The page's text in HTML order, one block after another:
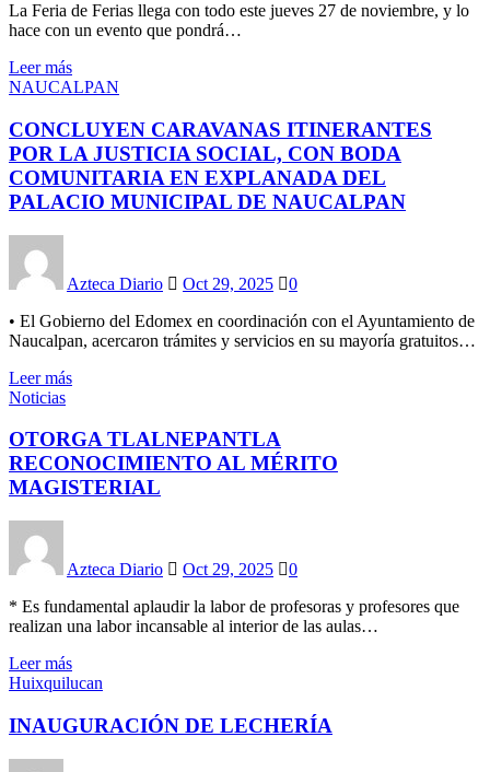
La Feria de Ferias llega con todo este jueves 27 de noviembre, y lo
hace con un evento que pondrá…
Leer más
NAUCALPAN
CONCLUYEN CARAVANAS ITINERANTES
POR LA JUSTICIA SOCIAL, CON BODA
COMUNITARIA EN EXPLANADA DEL
PALACIO MUNICIPAL DE NAUCALPAN
Azteca Diario Oct 29, 2025
0
•⁠ ⁠El Gobierno del Edomex en coordinación con el Ayuntamiento de
Naucalpan, acercaron trámites y servicios en su mayoría gratuitos…
Leer más
Noticias
OTORGA TLALNEPANTLA
RECONOCIMIENTO AL MÉRITO
MAGISTERIAL
Azteca Diario Oct 29, 2025
0
* Es fundamental aplaudir la labor de profesoras y profesores que
realizan una labor incansable al interior de las aulas…
Leer más
Huixquilucan
INAUGURACIÓN DE LECHERÍA